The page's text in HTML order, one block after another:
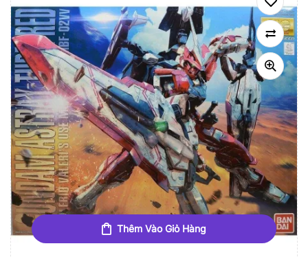
Thêm Vào Giỏ Hàng